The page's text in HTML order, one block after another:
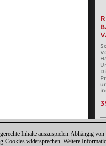
Inhalte auszuspielen. Abhängig
widersprechen. Weitere